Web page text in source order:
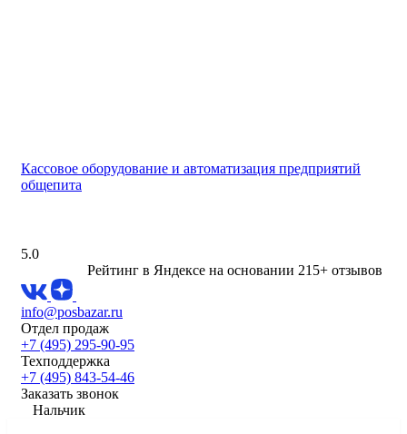
Кассовое оборудование и автоматизация предприятий
общепита
5.0
Рейтинг в Яндексе на основании 215+ отзывов
info@posbazar.ru
Отдел продаж
+7 (495) 295-90-95
Техподдержка
+7 (495) 843-54-46
Заказать звонок
Нальчик